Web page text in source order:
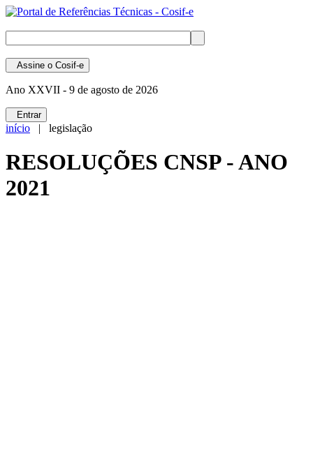
Assine o Cosif-e
Ano XXVII - 9 de agosto de 2026
Entrar
início | legislação
RESOLUÇÕES CNSP - ANO
2021